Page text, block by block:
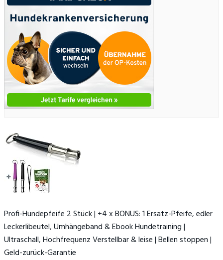
Profi-Hundepfeife 2 Stück | +4 x BONUS: 1 Ersatz-Pfeife, edler
Leckerlibeutel, Umhängeband & Ebook Hundetraining |
Ultraschall, Hochfrequenz Verstellbar & leise | Bellen stoppen |
Geld-zurück-Garantie